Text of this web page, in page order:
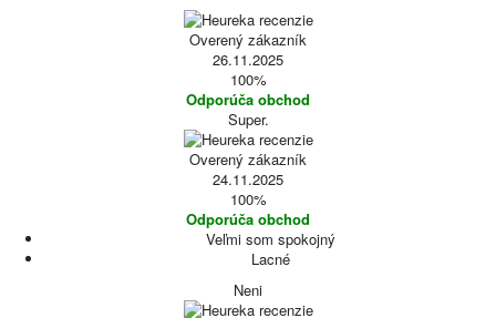
Overený zákazník
26.11.2025
100%
Odporúča obchod
Super.
Overený zákazník
24.11.2025
100%
Odporúča obchod
Veľmi som spokojný
Lacné
Neni